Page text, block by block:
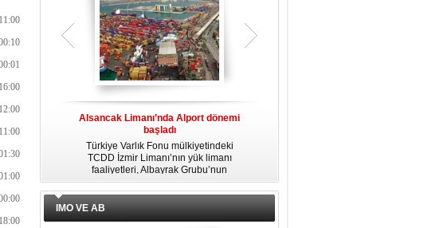
425
iskele
Holding'in
Başkanı
olduğu Ege
bir yatırım
Alsancak Limanı’nda Alport dönemi
başladı
Türkiye Varlık Fonu mülkiyetindeki
TCDD İzmir Limanı’nın yük limanı
faaliyetleri, Albayrak Grubu’nun
uluslararası liman işletmeciliği markası
Alport bünyesinde kurulan Alport
Alsancak Liman İşletmeciliği AŞ’ye
Limanı'nın yük limanı işletmesini 1
Ağustos 2026 itibarıyla devralacağını
IMO VE AB